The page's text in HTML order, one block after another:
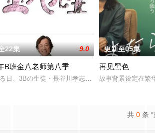
请下加入了钓鱼部。虽
22集 9.0
B班金八老师第八季
日、3Bの生徒・長谷川孝志の両親が桜中学校にや
更新至05集
再见黑色
故事背景设定在繁
共 0 条